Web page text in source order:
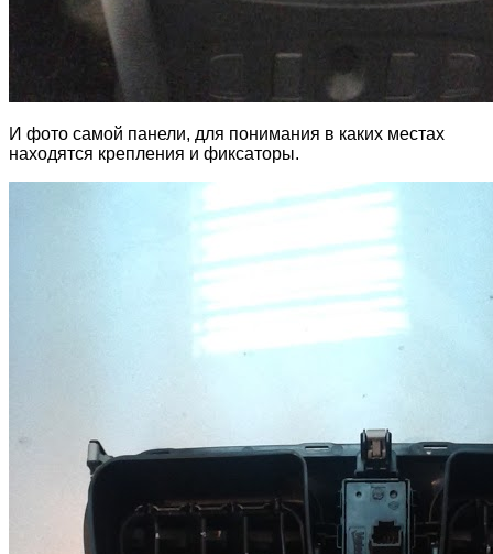
И фото самой панели, для понимания в каких местах
находятся крепления и фиксаторы.